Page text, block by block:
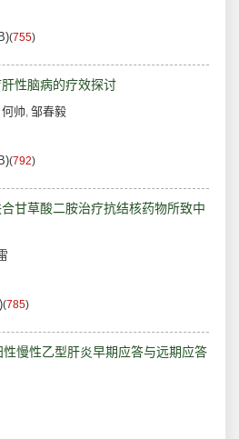
(755)
性脑病的疗效探讨
何帅, 邹春毅
(792)
甘草酸二胺治疗抗结核药物所致中
(785)
慢性乙型肝炎早期应答与远期应答